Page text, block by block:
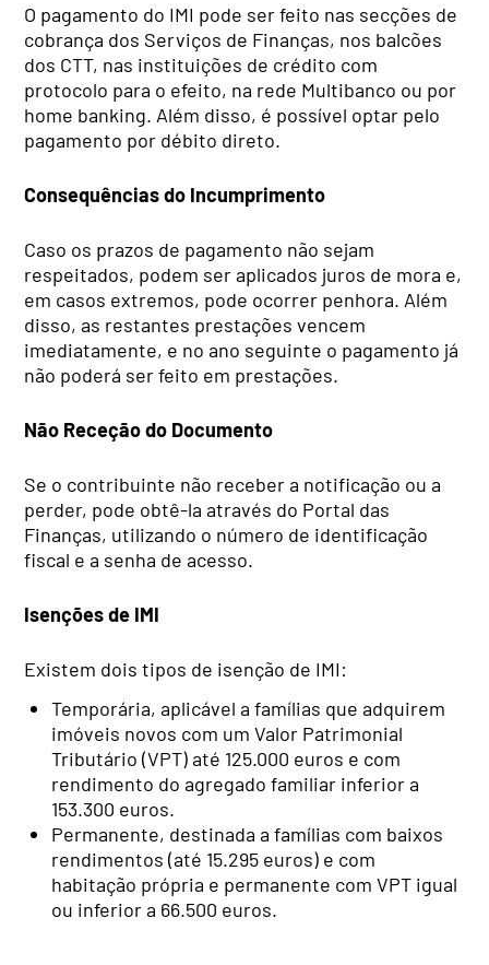
O pagamento do IMI pode ser feito nas secções de
cobrança dos Serviços de Finanças, nos balcões
dos CTT, nas instituições de crédito com
protocolo para o efeito, na rede Multibanco ou por
home banking. Além disso, é possível optar pelo
pagamento por débito direto.
Consequências do Incumprimento
Caso os prazos de pagamento não sejam
respeitados, podem ser aplicados juros de mora e,
em casos extremos, pode ocorrer penhora. Além
disso, as restantes prestações vencem
imediatamente, e no ano seguinte o pagamento já
não poderá ser feito em prestações.
Não Receção do Documento
Se o contribuinte não receber a notificação ou a
perder, pode obtê-la através do Portal das
Finanças, utilizando o número de identificação
fiscal e a senha de acesso.
Isenções de IMI
Existem dois tipos de isenção de IMI:
Temporária, aplicável a famílias que adquirem
imóveis novos com um Valor Patrimonial
Tributário (VPT) até 125.000 euros e com
rendimento do agregado familiar inferior a
153.300 euros.
Permanente, destinada a famílias com baixos
rendimentos (até 15.295 euros) e com
habitação própria e permanente com VPT igual
ou inferior a 66.500 euros.